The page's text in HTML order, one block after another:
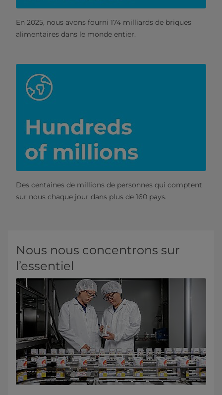
En 2025, nous avons fourni 174 milliards de briques
alimentaires dans le monde entier.
Des centaines de millions de personnes qui comptent
sur nous chaque jour dans plus de 160 pays.
Nous nous concentrons sur
l’essentiel